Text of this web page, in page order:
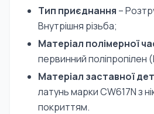
Тип приєднання –
Внутрішня різьба;
Матеріал полімерної
первинний поліпропілен
Матеріал заставної
латунь марки CW617N з
покриттям.